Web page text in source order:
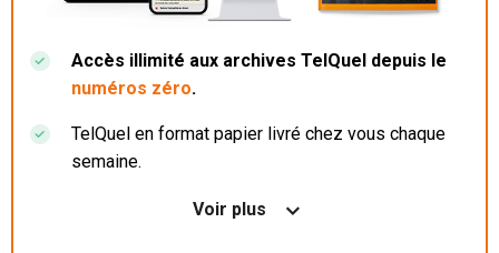
Accès illimité aux archives TelQuel depuis le
numéros zéro.
TelQuel en format papier livré chez vous chaque
semaine.
Nos articles en illimité sur ordinateur, tablette et
Voir plus